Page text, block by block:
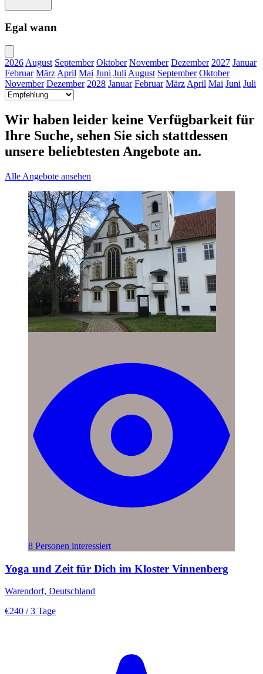
Egal wann
2026 August September Oktober November Dezember 2027 Januar
Februar März April Mai Juni Juli August September Oktober
November Dezember 2028 Januar Februar März April Mai Juni Juli
Wir haben leider keine Verfügbarkeit für
Ihre Suche, sehen Sie sich stattdessen
unsere beliebtesten Angebote an.
Alle Angebote ansehen
8 Personen interessiert
Yoga und Zeit für Dich im Kloster Vinnenberg
Warendorf, Deutschland
€240 / 3 Tage